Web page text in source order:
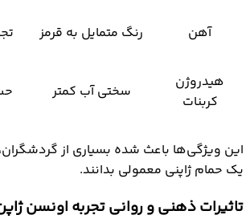
آهن رنگ متمایل به قرمز
هیدروژن
کربنات
سختی آب کمتر
این ویژگی‌ها باعث شده بسیاری از گردشگران،
یک حمام ژاپنی معمولی بدانند.
تاثیرات ذهنی و روانی تجربه اونسن